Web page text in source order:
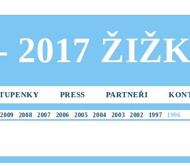
2017
PRESS PARTNEŘI
2009 2008 2007 2006 2005 2004 2003 2002 1997 1996